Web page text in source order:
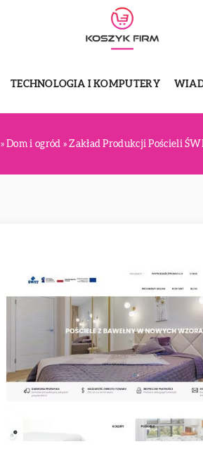
TECHNOLOGIA I KOMPUTERY
»Dom i ogród »Zakład Produkcji Pościeli